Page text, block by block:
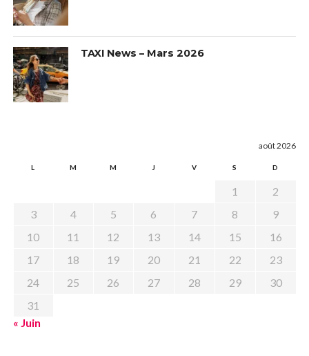
TAXI News – Mars 2026
août 2026
L M M J V S D
1
2
3
4 5 6 7 8
9
10
11 12 13 14 15
16
17
18 19 20 21 22
23
24
25 26 27 28 29
30
31
« Juin